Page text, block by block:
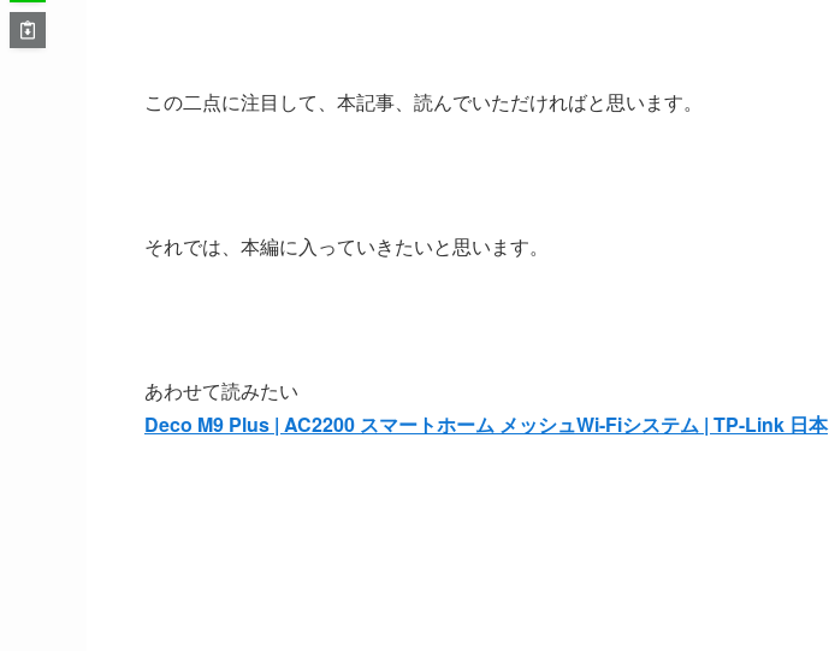
この二点に注目して、本記事、読んでいただければと思います。
それでは、本編に入っていきたいと思います。
あわせて読みたい
Deco M9 Plus | AC2200 スマートホーム メッシュWi-Fiシステム | TP-Link 日本